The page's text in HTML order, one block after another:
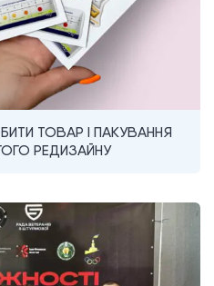
ТОВАР І ПАКУВАННЯ
РЕДИЗАЙНУ